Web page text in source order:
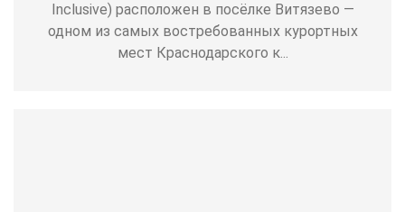
Inclusive) расположен в посёлке Витязево —
одном из самых востребованных курортных
мест Краснодарского к...